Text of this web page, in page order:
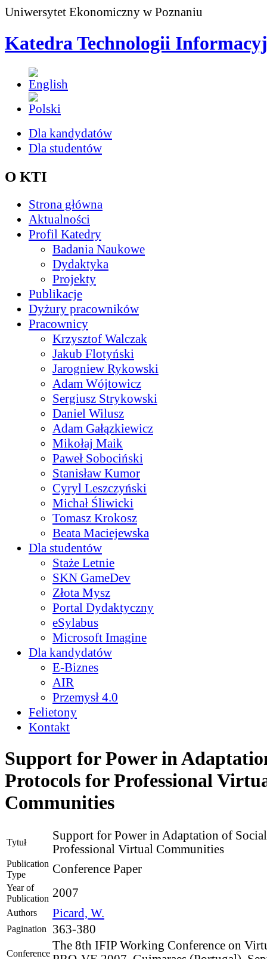
Uniwersytet Ekonomiczny w Poznaniu
Katedra Technologii
Dla kandydatów
Dla studentów
O KTI
Strona główna
Aktualności
Profil Katedry
Badania Naukowe
Dydaktyka
Projekty
Publikacje
Dyżury pracowników
Pracownicy
Krzysztof Walczak
Jakub Flotyński
Jarogniew Rykowski
Adam Wójtowicz
Sergiusz Strykowski
Daniel Wilusz
Adam Gałązkiewicz
Mikołaj Maik
Paweł Sobociński
Stanisław Kumor
Cyryl Leszczyński
Michał Śliwicki
Tomasz Krokosz
Beata Maciejewska
Dla studentów
Staże Letnie
SKN GameDev
Złota Mysz
Portal Dydaktyczny
eSylabus
Microsoft Imagine
Dla kandydatów
E-Biznes
AIR
Przemysł 4.0
Felietony
Kontakt
Support for Power in
Protocols for Professional
Communities
Tytuł
Support for Power in Adaptation of
Professional Virtual Communities
Publication
Type
Conference Paper
Year of
Publication 2007
Authors Picard, W.
Pagination 363-380
Conference
The 8th IFIP Working Conference on